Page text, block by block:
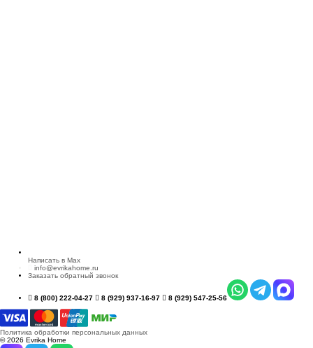
Написать в Max
info@evrikahome.ru
Заказать обратный звонок
8 (800) 222-04-27 8 (929) 937-16-97 8 (929) 547-25-56
Политика обработки персональных данных
© 2026 Evrika Home